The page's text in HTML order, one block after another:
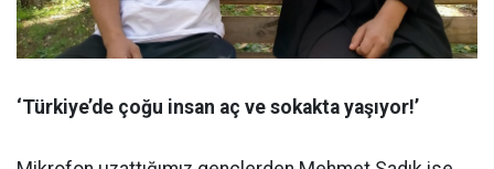
‘Türkiye’de çoğu insan aç ve sokakta yaşıyor!’